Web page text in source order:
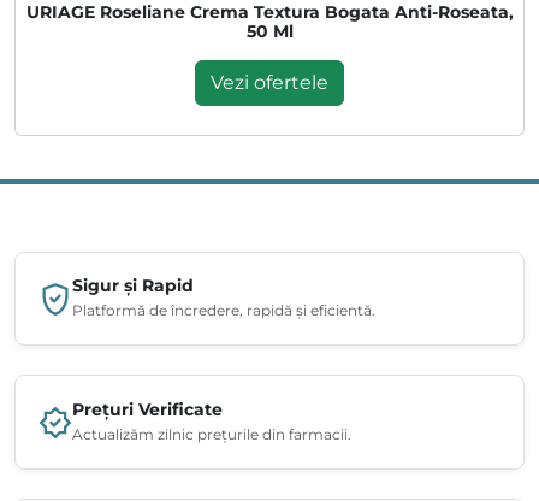
URIAGE Roseliane Crema Textura Bogata Anti-Roseata,
50 Ml
Vezi ofertele
Sigur și Rapid
Platformă de încredere, rapidă și eficientă.
Prețuri Verificate
Actualizăm zilnic prețurile din farmacii.